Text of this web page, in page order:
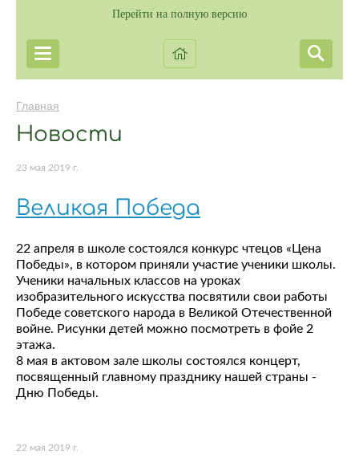
Перейти на полную версию
Главная
Новости
23 мая 2019 г.
Великая Победа
22 апреля в школе состоялся конкурс чтецов «Цена
Победы», в котором приняли участие ученики школы.
Ученики начальных классов на уроках
изобразительного искусства посвятили свои работы
Победе советского народа в Великой Отечественной
войне. Рисунки детей можно посмотреть в фойе 2
этажа.
8 мая в актовом зале школы состоялся концерт,
посвященный главному празднику нашей страны -
Дню Победы.
22 мая 2019 г.